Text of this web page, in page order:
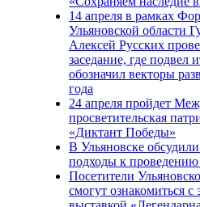
14 апреля в рамках
Ульяновской области
Алексей Русских
заседание, где подвел
обозначил векторы
года
24 апреля пройдет
просветительская
«Диктант Победы»
В Ульяновске
подходы к проведению
Посетители
смогут ознакомиться с